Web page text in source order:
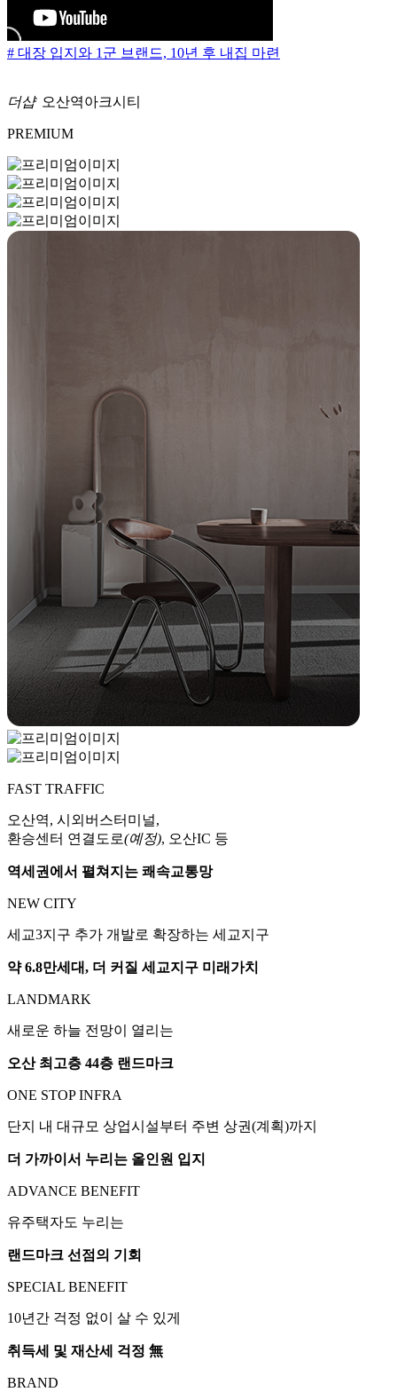
# 대장 입지와 1군 브랜드, 10년 후 내집 마련
더샵 오산역아크시티
PREMIUM
FAST TRAFFIC
오산역, 시외버스터미널,
환승센터 연결도로(예정), 오산IC 등
역세권에서 펼쳐지는 쾌속교통망
NEW CITY
세교3지구 추가 개발로 확장하는 세교지구
약 6.8만세대, 더 커질 세교지구 미래가치
LANDMARK
새로운 하늘 전망이 열리는
오산 최고층 44층 랜드마크
ONE STOP INFRA
단지 내 대규모 상업시설부터 주변 상권(계획)까지
더 가까이서 누리는 올인원 입지
ADVANCE BENEFIT
유주택자도 누리는
랜드마크 선점의 기회
SPECIAL BENEFIT
10년간 걱정 없이 살 수 있게
취득세 및 재산세 걱정 無
BRAND